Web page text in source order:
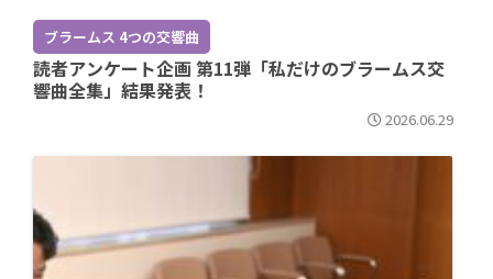
ブラームス 4つの交響曲
読者アンケート企画 第11弾「私だけのブラームス交
響曲全集」結果発表！
2026.06.29